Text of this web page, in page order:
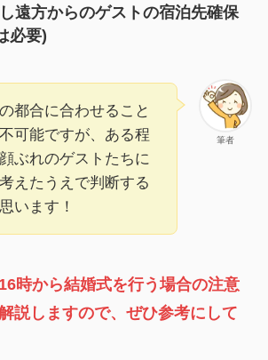
遠方からのゲストの宿泊先確保
必要)
筆者
都合に合わせること
可能ですが、ある程
ぶれのゲストたちに
えたうえで判断する
います！
時から結婚式を行う場合の注意
説しますので、ぜひ参考にして